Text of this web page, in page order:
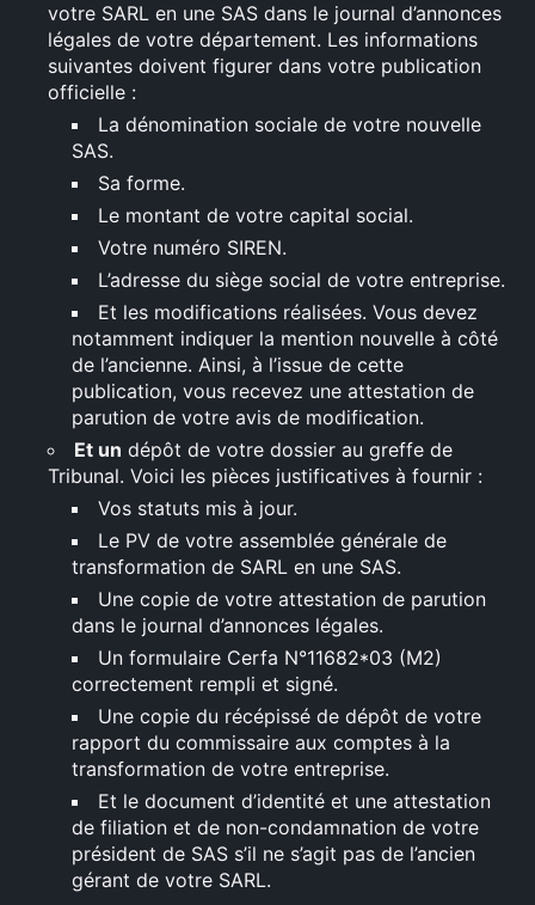
votre SARL en une SAS dans le journal d’annonces
légales de votre département. Les informations
suivantes doivent figurer dans votre publication
officielle :
La dénomination sociale de votre nouvelle
SAS.
Sa forme.
Le montant de votre capital social.
Votre numéro SIREN.
L’adresse du siège social de votre entreprise.
Et les modifications réalisées. Vous devez
notamment indiquer la mention nouvelle à côté
de l’ancienne. Ainsi, à l’issue de cette
publication, vous recevez une attestation de
parution de votre avis de modification.
Et un dépôt de votre dossier au greffe de
Tribunal. Voici les pièces justificatives à fournir :
Vos statuts mis à jour.
Le PV de votre assemblée générale de
transformation de SARL en une SAS.
Une copie de votre attestation de parution
dans le journal d’annonces légales.
Un formulaire Cerfa N°11682*03 (M2)
correctement rempli et signé.
Une copie du récépissé de dépôt de votre
rapport du commissaire aux comptes à la
transformation de votre entreprise.
Et le document d’identité et une attestation
de filiation et de non-condamnation de votre
président de SAS s’il ne s’agit pas de l’ancien
gérant de votre SARL.